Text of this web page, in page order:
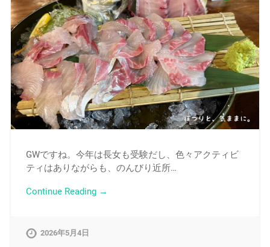
GWですね。今年は長女も受験だし、色々アクティビ
ティはありながらも、のんびり近所…
Continue Reading →
2026年5月4日